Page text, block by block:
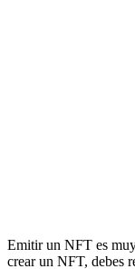
Emitir un NFT es
crear un NFT, debes